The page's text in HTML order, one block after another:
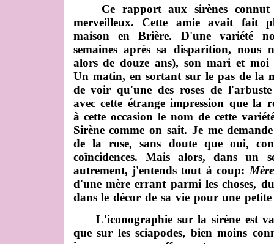
Ce rapport aux sirènes connut
merveilleux. Cette amie avait fait
maison en Brière. D'une variété
semaines après sa disparition, nous
alors de douze ans), son mari et moi
Un matin, en sortant sur le pas de la
de voir qu'une des roses de
avec cette étrange impression que la
à cette occasion le nom de cette
Sirène comme on sait. Je me
de la rose, sans doute que oui,
coïncidences. Mais alors, dans un
autrement, j'entends tout à coup:
d'une mère errant parmi les choses,
dans le décor de sa vie pour une
L'iconographie sur la sirène est
que sur les sciapodes, bien moins